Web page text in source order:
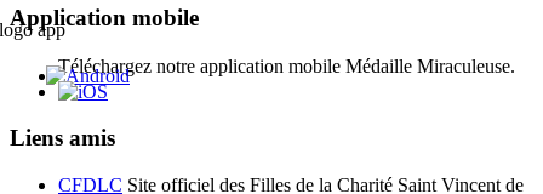
Application mobile
Téléchargez notre application mobile Médaille Miraculeuse.
Liens amis
CFDLC Site officiel des Filles de la Charité Saint Vincent de